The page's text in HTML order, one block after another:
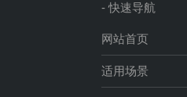
- 快速导航
网站首页
适用场景